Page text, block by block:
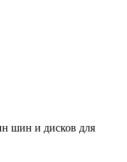
шин и дисков для